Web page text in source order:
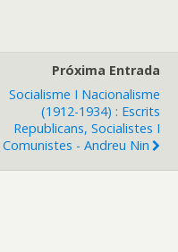
Próxima Entrada
Socialisme I Nacionalisme
(1912-1934) : Escrits
Republicans, Socialistes I
Comunistes - Andreu Nin